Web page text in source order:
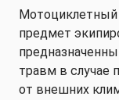
предмет
травм в случае
от внешних